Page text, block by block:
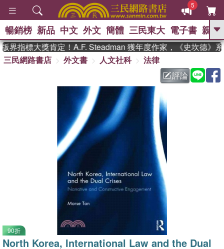
5
GO
熱搜： 東野圭吾 、
父親節 、 如果歷
暑期推薦 、 國際布克
獎 臺灣漫遊錄
方念華
登輝時代 、 數學女孩：黎曼猜想
偉大的迷走神經
暢銷榜 新品 中文 外文 簡體 三民東大 電子書 親子
指標大獎肯定！A.F. Steadman 獲年度作家，《史坎德》系
三民網路書店
外文書 人文社科
法律
評論
90折
North Korea, International Law and the Dual